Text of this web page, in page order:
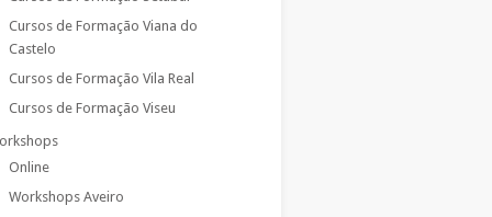
Cursos de Formação Viana do
Castelo
Cursos de Formação Vila Real
Cursos de Formação Viseu
Online
Workshops Aveiro